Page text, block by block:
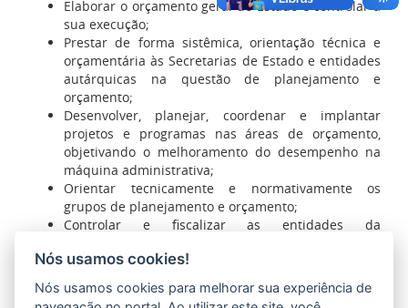
Elaborar o orçamento geral do Estado e controlar a
sua execução;
Prestar de forma sistêmica, orientação técnica e
orçamentária às Secretarias de Estado e entidades
autárquicas na questão de planejamento e
orçamento;
Desenvolver, planejar, coordenar e implantar
projetos e programas nas áreas de orçamento,
objetivando o melhoramento do desempenho na
máquina administrativa;
Orientar tecnicamente e normativamente os
grupos de planejamento e orçamento;
Controlar e fiscalizar as entidades da
Nós usamos cookies!
Nós usamos cookies para melhorar sua experiência de